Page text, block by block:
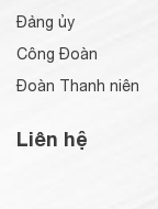
Đảng ủy
Công Đoàn
Đoàn Thanh niên
Liên hệ